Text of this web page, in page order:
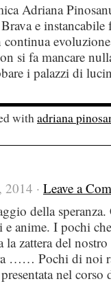
Adriana
e
si fa mancare
i palazzi di
withadriana
· Leave a
della speranza.
anime. I pochi
zattera del
…… Pochi di noi
nel